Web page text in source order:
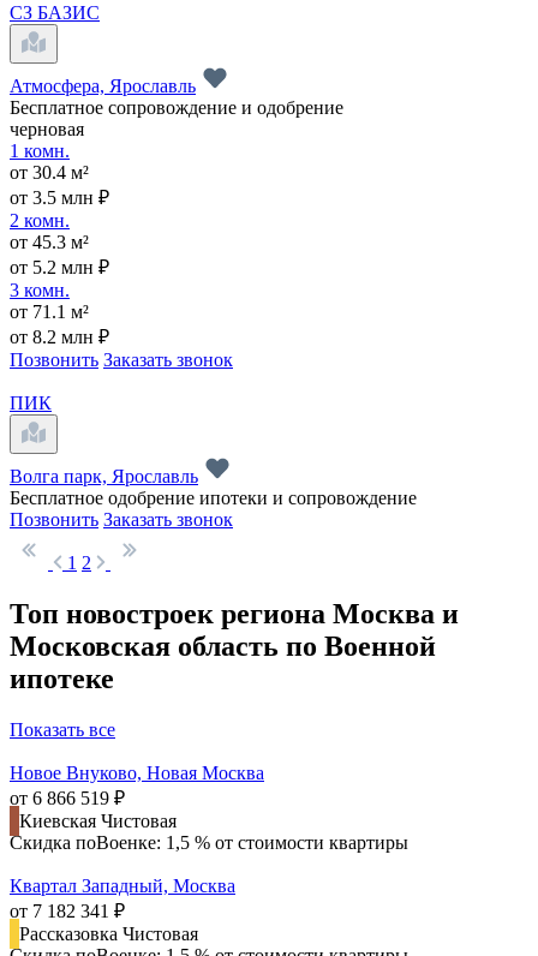
СЗ БАЗИС
Атмосфера, Ярославль
Бесплатное сопровождение и одобрение
черновая
1 комн.
от 30.4 м²
от 3.5 млн ₽
2 комн.
от 45.3 м²
от 5.2 млн ₽
3 комн.
от 71.1 м²
от 8.2 млн ₽
Позвонить Заказать звонок
ПИК
Волга парк, Ярославль
Бесплатное одобрение ипотеки и сопровождение
Позвонить Заказать звонок
1 2
Топ новостроек региона Москва и
Московская область по Военной
ипотеке
Показать все
Новое Внуково, Новая Москва
от 6 866 519 ₽
Киевская Чистовая
Скидка поВоенке: 1,5 % от стоимости квартиры
Квартал Западный, Москва
от 7 182 341 ₽
Рассказовка Чистовая